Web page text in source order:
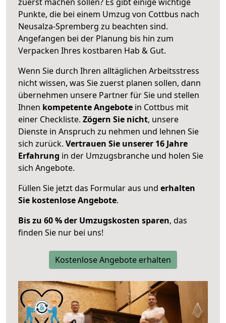
Punkte, die bei einem Umzug von Cottbus nach
Neusalza-Spremberg zu beachten sind.
Angefangen bei der Planung bis hin zum
Verpacken Ihres kostbaren Hab & Gut.
Wenn Sie durch Ihren alltäglichen Arbeitsstress
nicht wissen, was Sie zuerst planen sollen, dann
übernehmen unsere Partner für Sie und stellen
Ihnen kompetente Angebote in Cottbus mit
einer Checkliste. Zögern Sie nicht, unsere
Dienste in Anspruch zu nehmen und lehnen Sie
sich zurück. Vertrauen Sie unserer 16 Jahre
Erfahrung in der Umzugsbranche und holen Sie
sich Angebote.
Füllen Sie jetzt das Formular aus und erhalten
Sie kostenlose Angebote.
Bis zu 60 % der Umzugskosten sparen, das
finden Sie nur bei uns!
Kostenlose Angebote erhalten